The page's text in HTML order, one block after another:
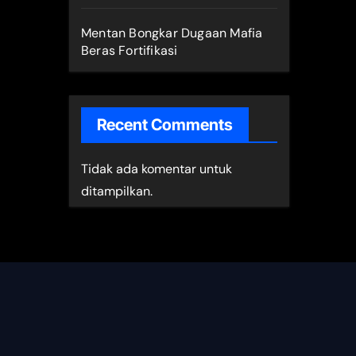
Mentan Bongkar Dugaan Mafia
Beras Fortifikasi
Recent Comments
Tidak ada komentar untuk
ditampilkan.